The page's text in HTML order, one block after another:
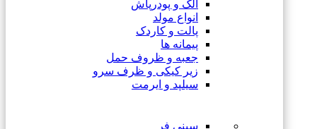
الک و پودرپاش
انواع مولد
پالت و کاردک
پیمانه ها
جعبه و ظروف حمل
زیر کیکی و ظرف سرو
سیلپد و ایرمت
سینی فر